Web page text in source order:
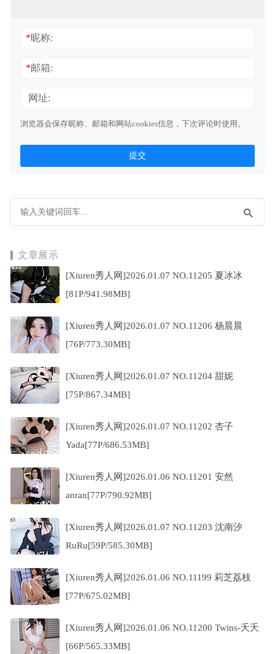
*昵称:
*邮箱:
网址:
浏览器会保存昵称、邮箱和网站cookies信息，下次评论时使用。
文章展示
[Xiuren秀人网]2026.01.07 NO.11205 夏冰冰
[81P/941.98MB]
[Xiuren秀人网]2026.01.07 NO.11206 杨晨晨
[76P/773.30MB]
[Xiuren秀人网]2026.01.07 NO.11204 甜妮
[75P/867.34MB]
[Xiuren秀人网]2026.01.07 NO.11202 杏子
Yada[77P/686.53MB]
[Xiuren秀人网]2026.01.06 NO.11201 安然
anran[77P/790.92MB]
[Xiuren秀人网]2026.01.07 NO.11203 沈南汐
RuRu[59P/585.30MB]
[Xiuren秀人网]2026.01.06 NO.11199 莉芝荔枝
[77P/675.02MB]
[Xiuren秀人网]2026.01.06 NO.11200 Twins-夭夭
[66P/565.33MB]